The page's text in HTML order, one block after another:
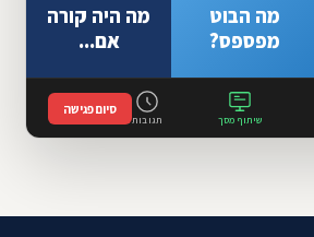
מה הבוט
מפספס?
מה היה קורה
אם...
שיתוף מסך תגובות
סיום פגישה